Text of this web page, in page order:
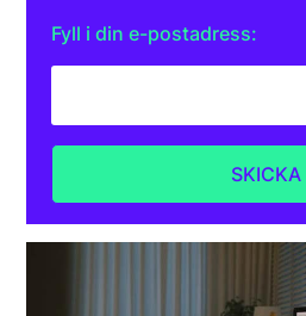
Fyll i din e-postadress: